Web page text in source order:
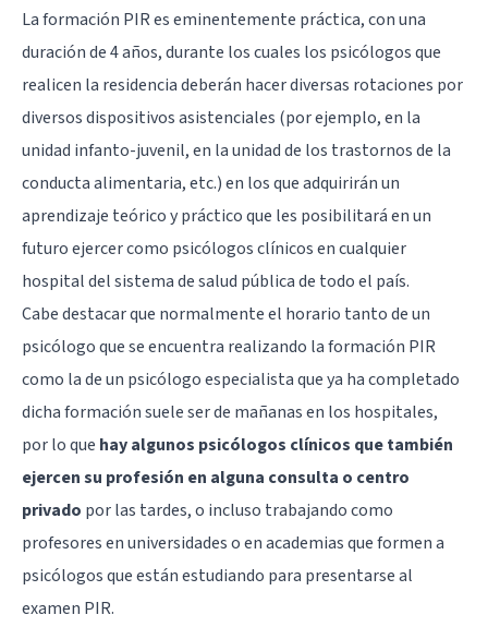
La formación PIR es eminentemente práctica, con una
duración de 4 años, durante los cuales los psicólogos que
realicen la residencia deberán hacer diversas rotaciones por
diversos dispositivos asistenciales (por ejemplo, en la
unidad infanto-juvenil, en la unidad de los trastornos de la
conducta alimentaria, etc.) en los que adquirirán un
aprendizaje teórico y práctico que les posibilitará en un
futuro ejercer como psicólogos clínicos en cualquier
hospital del sistema de salud pública de todo el país.
Cabe destacar que normalmente el horario tanto de un
psicólogo que se encuentra realizando la formación PIR
como la de un psicólogo especialista que ya ha completado
dicha formación suele ser de mañanas en los hospitales,
por lo que hay algunos psicólogos clínicos que también
ejercen su profesión en alguna consulta o centro
privado por las tardes, o incluso trabajando como
profesores en universidades o en academias que formen a
psicólogos que están estudiando para presentarse al
examen PIR.